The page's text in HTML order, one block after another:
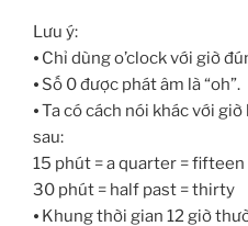
Lưu ý:
⦁ Chỉ dùng o’clock với giờ
⦁ Số 0 được phát âm là “oh”.
⦁ Ta có cách nói khác với
sau:
15 phút = a quarter = fifteen
30 phút = half past = thirty
⦁ Khung thời gian 12 giờ